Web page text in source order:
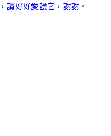
請好好愛護它，謝謝。